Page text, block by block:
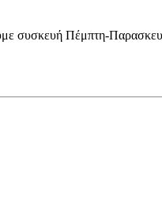
συσκευή Πέμπτη-